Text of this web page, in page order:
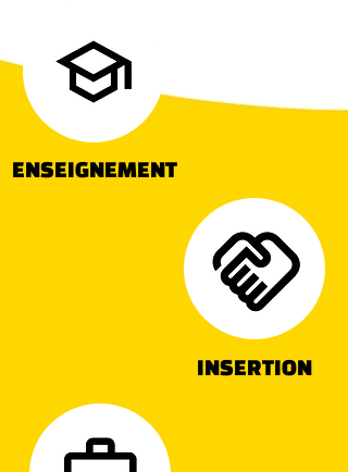
ENSEIGNEMENT
INSERTION